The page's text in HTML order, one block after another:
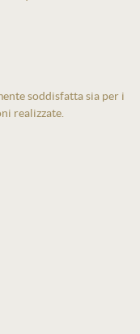
soddisfatta sia per i
realizzate.